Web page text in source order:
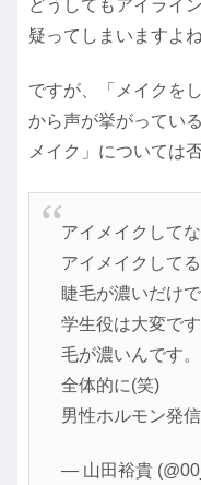
どうしてもアイライ
疑ってしまいますよね
ですが、「メイクを
から声が挙がってい
メイク」については
アイメイクして
アイメイクして
睫毛が濃いだけで
学生役は大変です
毛が濃いんです。
全体的に(笑)
男性ホルモン発
— 山田裕貴